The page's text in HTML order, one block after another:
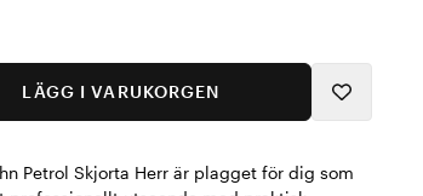
LÄGG I VARUKORGEN
Petrol Skjorta Herr är plagget för dig som